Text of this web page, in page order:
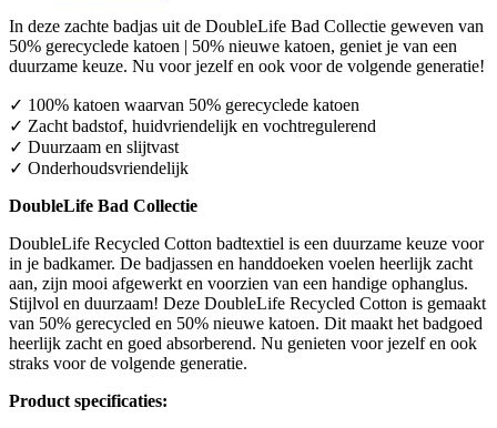
In deze zachte badjas uit de DoubleLife Bad Collectie geweven van
50% gerecyclede katoen | 50% nieuwe katoen, geniet je van een
duurzame keuze. Nu voor jezelf en ook voor de volgende generatie!
✓ 100% katoen waarvan 50% gerecyclede katoen
✓ Zacht badstof, huidvriendelijk en vochtregulerend
✓ Duurzaam en slijtvast
✓ Onderhoudsvriendelijk
DoubleLife Bad Collectie
DoubleLife Recycled Cotton badtextiel is een duurzame keuze voor
in je badkamer. De badjassen en handdoeken voelen heerlijk zacht
aan, zijn mooi afgewerkt en voorzien van een handige ophanglus.
Stijlvol en duurzaam! Deze DoubleLife Recycled Cotton is gemaakt
van 50% gerecycled en 50% nieuwe katoen. Dit maakt het badgoed
heerlijk zacht en goed absorberend. Nu genieten voor jezelf en ook
straks voor de volgende generatie.
Product specificaties: